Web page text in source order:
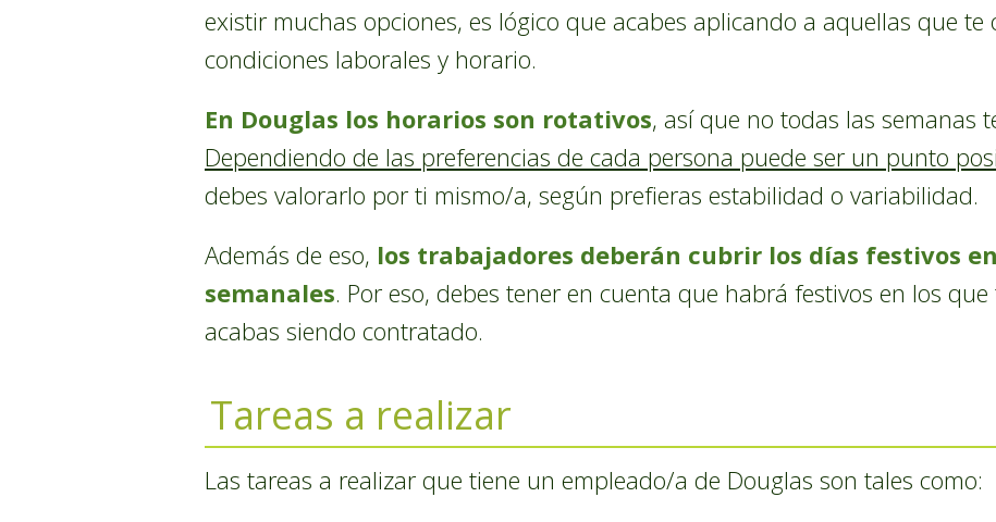
existir muchas opciones, es lógico que acabes aplicando a aquellas que te
condiciones laborales y horario.
En Douglas los horarios son rotativos, así que no todas las semanas
Dependiendo de las preferencias de cada persona puede ser un punto
debes valorarlo por ti mismo/a, según prefieras estabilidad o variabilidad.
Además de eso, los trabajadores deberán cubrir los días festivos
semanales. Por eso, debes tener en cuenta que habrá festivos en los
acabas siendo contratado.
Tareas a realizar
Las tareas a realizar que tiene un empleado/a de Douglas son tales como: